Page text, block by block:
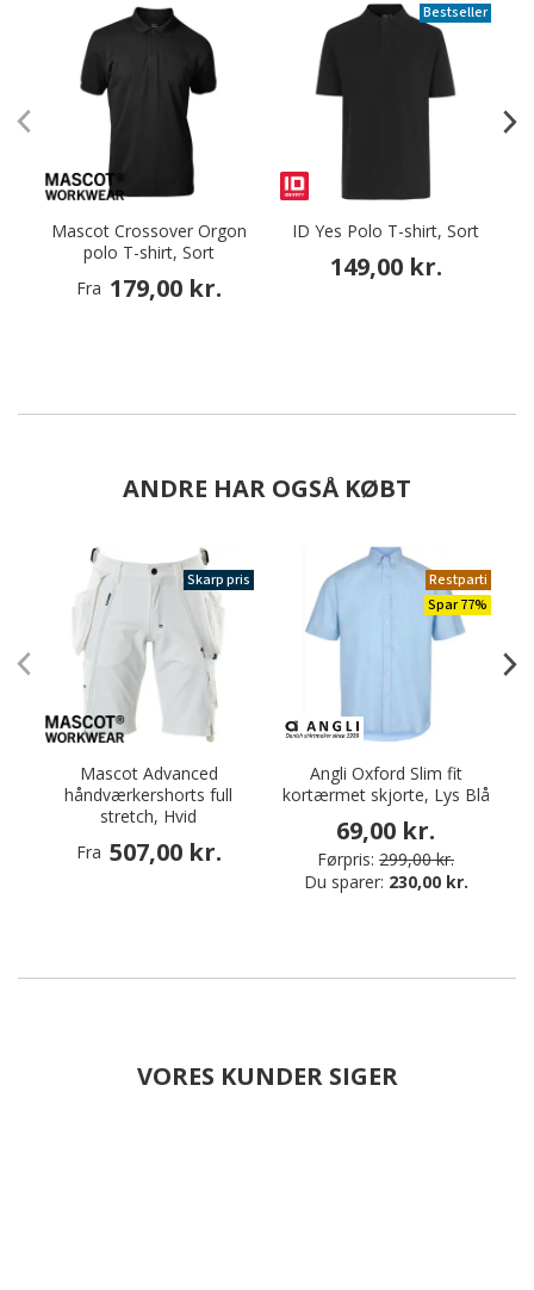
Mascot Crossover Orgon
polo T-shirt, Sort
Fra 179,00 kr.
Bestseller
ID Yes Polo T-shirt, Sort
149,00 kr.
ANDRE HAR OGSÅ KØBT
Skarp pris
Mascot Advanced
håndværkershorts full
stretch, Hvid
Fra 507,00 kr.
Restparti
Spar 77%
Angli Oxford Slim fit
kortærmet skjorte, Lys Blå
69,00 kr.
Førpris: 299,00 kr.
Du sparer: 230,00 kr.
VORES KUNDER SIGER